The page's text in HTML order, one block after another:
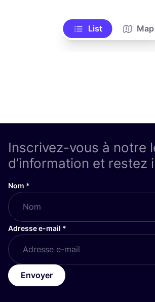
List Map
Inscrivez-vous à notre
d’information et restez
Nom *
Adresse e-mail *
Envoyer